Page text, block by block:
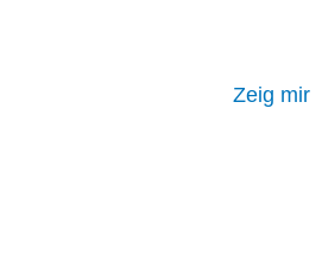
Zeig mir